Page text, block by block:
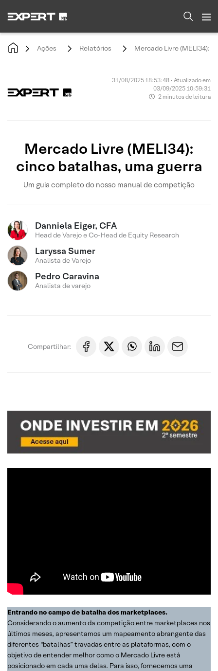
Ações Relatórios Mercado Livre (MELI34):
31/08/2025 18:53:48 • Atualizado em
03/09/2025 10:59:31
2 minutos de leitura
Mercado Livre (MELI34):
cinco batalhas, uma guerra
Um guia completo do nosso manual de competição
Danniela Eiger, CFA
Head de Varejo e Co-Head de Equity Research
Laryssa Sumer
Analista de Varejo
Pedro Caravina
Analista de varejo
Compartilhar:
Entrando no campo de batalha dos marketplaces.
Considerando o aumento da competição entre marketplaces nos
últimos meses, apresentamos um mapeamento abrangente das
diferentes “batalhas” travadas entre as plataformas, com o
objetivo de entender melhor como o Mercado Livre está
posicionado em cada uma delas. Para isso, fornecemos uma